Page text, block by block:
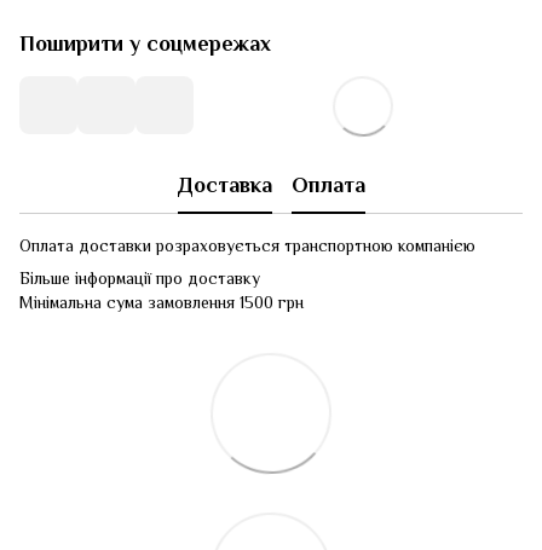
Поширити у соцмережах
Доставка Оплата
Оплата доставки розраховується транспортною компанією
Більше інформації про доставку
Мінімальна сума замовлення 1500 грн